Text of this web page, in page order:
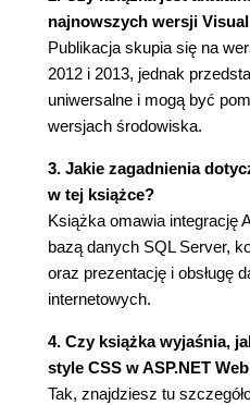
4.0) (54)
Argumenty
(55)
Wartości
Zwracanie
Delegacje i
Wyrażenia
Typy wartościowe i
Nullable (63)
Pudełkowanie (64)
Sterowanie
Instrukcja
Instrukcja wyboru
najnowszych wersji
Publikacja skupia się na
2012 i 2013, jednak
uniwersalne i mogą być
wersjach środowiska.
3. Jakie zagadnienia
w tej książce?
Książka omawia integrację
bazą danych SQL Server,
oraz prezentację i obsługę
internetowych.
4. Czy książka wyjaśnia,
style CSS w ASP.NET
Tak, znajdziesz tu